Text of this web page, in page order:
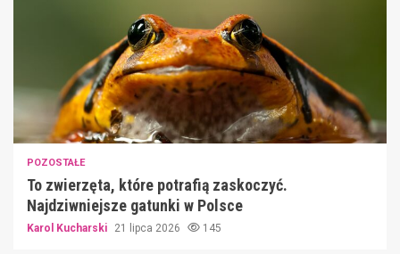
POZOSTAŁE
To zwierzęta, które potrafią zaskoczyć.
Najdziwniejsze gatunki w Polsce
Karol Kucharski 21 lipca 2026 145